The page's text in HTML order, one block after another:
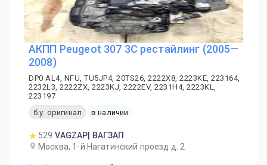
АКПП Peugeot 307 3C рестайлинг (2005—
2008)
DP0 AL4, NFU, TU5JP4, 20TS26, 2222X8, 2223KE, 223164,
2232L3, 2222ZX, 2223KJ, 2222EV, 2231H4, 2223KL,
223197
б.у. оригинал
в наличии
529 VAGZAP| ВАГЗАП
Москва, 1-й Нагатинский проезд д. 2